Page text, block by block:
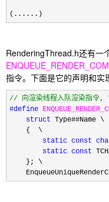
(......)
RenderingThread.h还有一
指令。下面是它的声明和实
// 向渲染线程入队渲染指令,
#define
struct Type##Name \
    {  \
static const
static const
    }; \